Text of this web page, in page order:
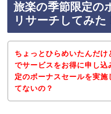
旅楽の季節限定の
リサーチしてみた
ちょっとひらめいたんだけ
でサービスをお得に申し込
定のボーナスセールを実施
てないの？